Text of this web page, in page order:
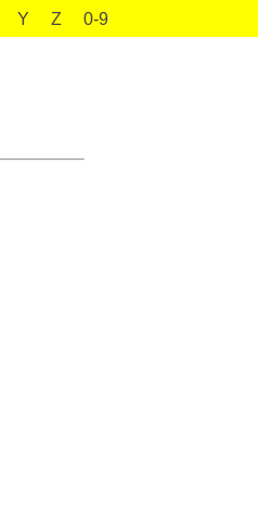
Y Z 0-9